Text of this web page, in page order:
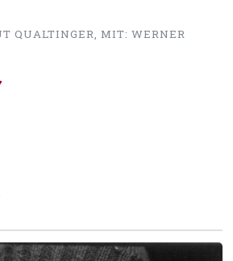
QUALTINGER, MIT: WERNER